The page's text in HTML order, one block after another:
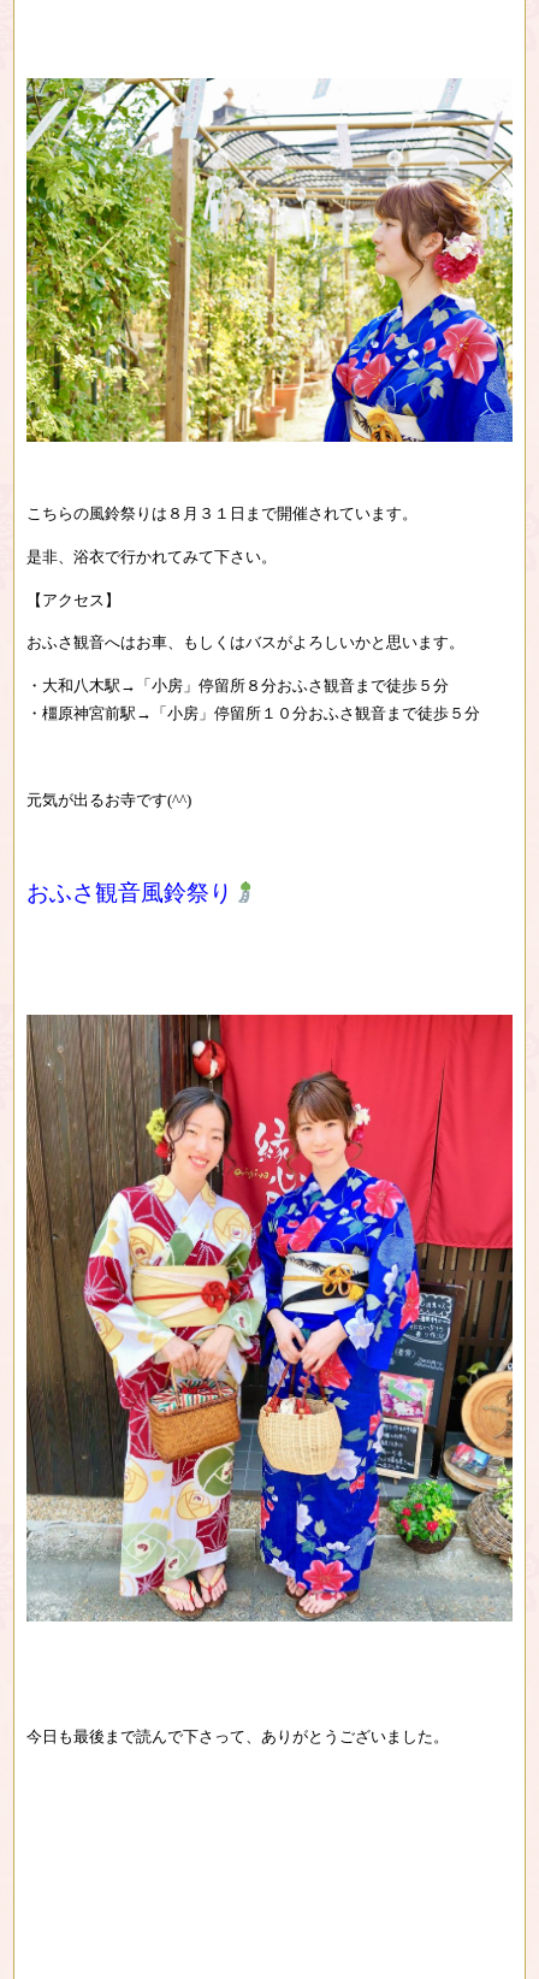
こちらの風鈴祭りは８月３１日まで開催されています。
是非、浴衣で行かれてみて下さい。
【アクセス】
おふさ観音へはお車、もしくはバスがよろしいかと思います。
・大和八木駅→「小房」停留所８分おふさ観音まで徒歩５分
・橿原神宮前駅→「小房」停留所１０分おふさ観音まで徒歩５分
元気が出るお寺です(^^)
おふさ観音風鈴祭り
今日も最後まで読んで下さって、ありがとうございました。